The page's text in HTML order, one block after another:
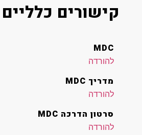
קישורים כלליים
MDC
להורדה
מדריך MDC
להורדה
סרטון הדרכה MDC
להורדה